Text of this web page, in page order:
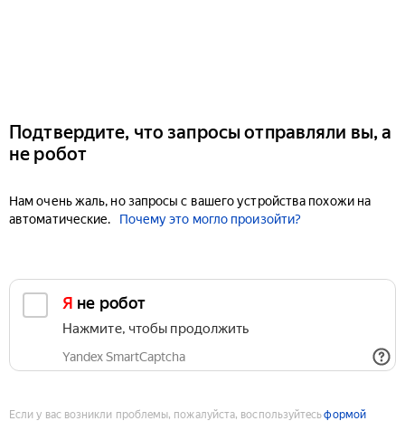
Подтвердите, что запросы отправляли вы, а
не робот
Нам очень жаль, но запросы с вашего устройства похожи на
автоматические.
Почему это могло произойти?
Я не робот
Нажмите, чтобы продолжить
Yandex SmartCaptcha
Если у вас возникли проблемы, пожалуйста, воспользуйтесьформой